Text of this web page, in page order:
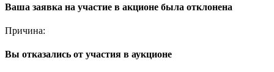
Ваша заявка на участие в акционе была отклонена
Причина:
Вы отказались от участия в аукционе